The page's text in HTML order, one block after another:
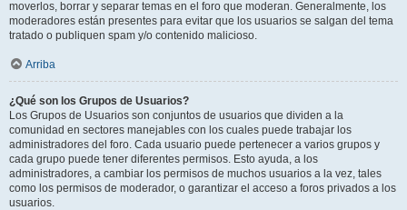
moverlos, borrar y separar temas en el foro que moderan. Generalmente, los
moderadores están presentes para evitar que los usuarios se salgan del tema
tratado o publiquen spam y/o contenido malicioso.
Arriba
¿Qué son los Grupos de Usuarios?
Los Grupos de Usuarios son conjuntos de usuarios que dividen a la
comunidad en sectores manejables con los cuales puede trabajar los
administradores del foro. Cada usuario puede pertenecer a varios grupos y
cada grupo puede tener diferentes permisos. Esto ayuda, a los
administradores, a cambiar los permisos de muchos usuarios a la vez, tales
como los permisos de moderador, o garantizar el acceso a foros privados a los
usuarios.